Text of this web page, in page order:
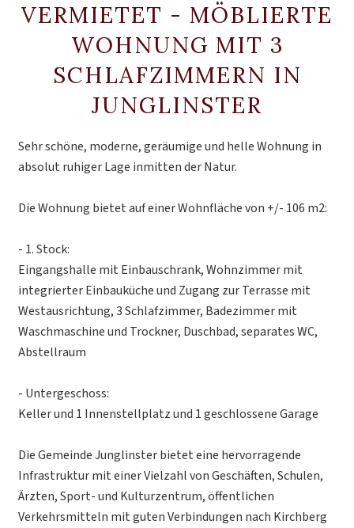
VERMIETET - MÖBLIERTE
WOHNUNG MIT 3
SCHLAFZIMMERN IN
JUNGLINSTER
Sehr schöne, moderne, geräumige und helle Wohnung in
absolut ruhiger Lage inmitten der Natur.
Die Wohnung bietet auf einer Wohnfläche von +/- 106 m2:
- 1. Stock:
Eingangshalle mit Einbauschrank, Wohnzimmer mit
integrierter Einbauküche und Zugang zur Terrasse mit
Westausrichtung, 3 Schlafzimmer, Badezimmer mit
Waschmaschine und Trockner, Duschbad, separates WC,
Abstellraum
- Untergeschoss:
Keller und 1 Innenstellplatz und 1 geschlossene Garage
Die Gemeinde Junglinster bietet eine hervorragende
Infrastruktur mit einer Vielzahl von Geschäften, Schulen,
Ärzten, Sport- und Kulturzentrum, öffentlichen
Verkehrsmitteln mit guten Verbindungen nach Kirchberg